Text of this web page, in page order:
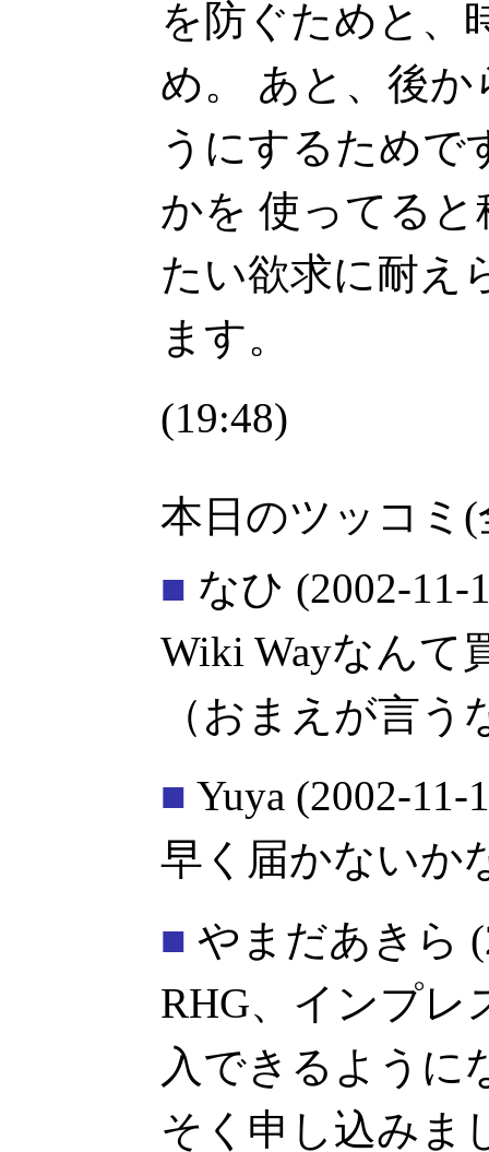
を防ぐためと、
め。 あと、後
うにするためで
かを 使ってる
たい欲求に耐え
ます。
(19:48)
本日のツッコミ(
■ なひ (2002-11-
Wiki Wayなんて
（おまえが言う
■ Yuya (2002-11-
早く届かないか
■ やまだあきら
RHG、インプレ
入できるように
そく申し込みま